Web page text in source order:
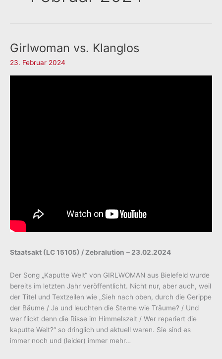
Girlwoman vs. Klanglos
23. Februar 2024
Staatsakt (LC 15105) / Zebralution – 23.02.2024
Der Song „Kaputte Welt“ von GIRLWOMAN aus Bielefeld wurde
bereits im letzten Jahr veröffentlicht. Nicht nur, aber auch, weil
der Titel und Textzeilen wie „Sieh nach oben, durch die Gerippe
der Bäume / Ja und leuchten die Sterne wie Träume? / Und
wer flickt denn die Risse im Himmelszelt / Wer repariert die
kaputte Welt?“ so dringlich und aktuell waren. Sie sind es
immer noch und (leider) immer mehr…